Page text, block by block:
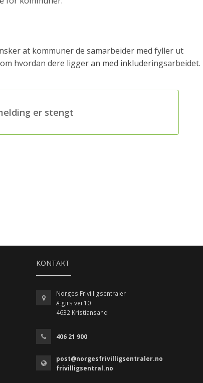
at kommuner de samarbeider med fyller ut
hvordan dere ligger an med inkluderingsarbeidet.
er stengt
KONTAKT
Norges Frivilligsentraler
Ægirs vei 10
4632 Kristiansand
406 21 900
post@norgesfrivilligsentraler.no
frivilligsentral.no